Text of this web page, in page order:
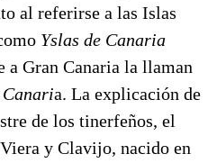
al referirse a las Islas
Yslas de Canaria
a Gran Canaria la llaman
a. La explicación de
de los tinerfeños, el
y Clavijo, nacido en